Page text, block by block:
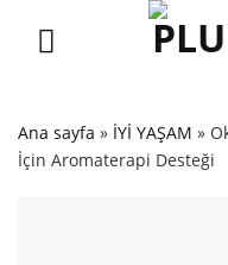
Ana sayfa » İYİ YAŞAM »
İçin Aromaterapi Desteği